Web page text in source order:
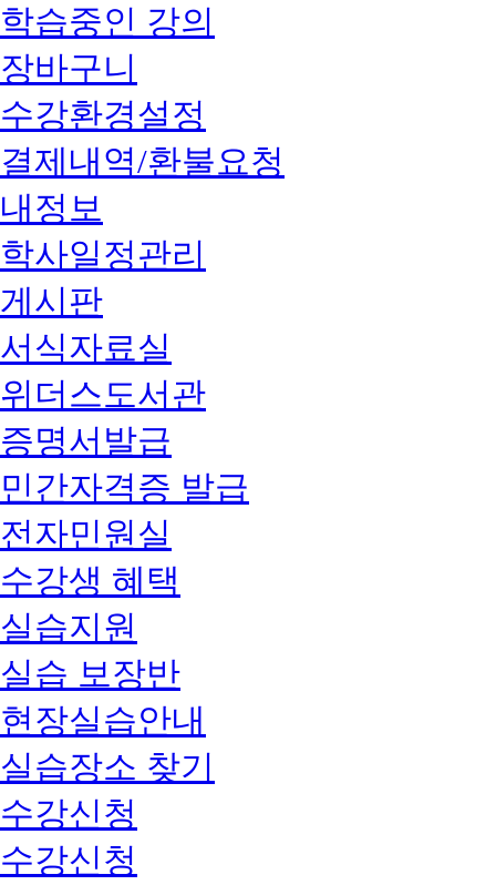
학습중인 강의
장바구니
수강환경설정
결제내역/환불요청
내정보
학사일정관리
게시판
서식자료실
위더스도서관
증명서발급
민간자격증 발급
전자민원실
수강생 혜택
실습지원
실습 보장반
현장실습안내
실습장소 찾기
수강신청
수강신청